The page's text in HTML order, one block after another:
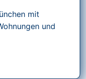
mit
und